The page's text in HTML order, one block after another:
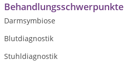
Darmsymbiose
Blutdiagnostik
Stuhldiagnostik